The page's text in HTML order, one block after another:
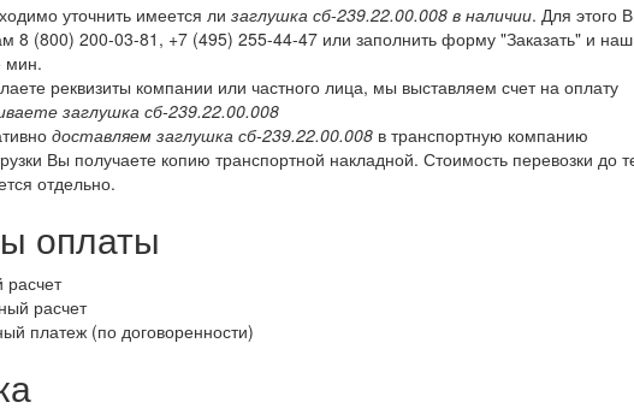
уточнить имеется ли заглушка сб-239.22.00.008 в наличии. Для этого
8 (800) 200-03-81 , +7 (495) 255-44-47или заполнить форму "Заказать" и
мин.
реквизиты компании или частного лица, мы выставляем счет на оплату
заглушка сб-239.22.00.008
доставляем заглушка сб-239.22.00.008в транспортную компанию
Вы получаете копию транспортной накладной. Стоимость перевозки до
отдельно.
оплаты
расчет
платеж (по договоренности)